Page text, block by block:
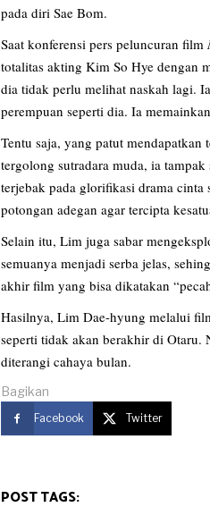
pada diri Sae Bom.
Saat konferensi pers peluncuran film
totalitas akting Kim So Hye dengan
dia tidak perlu melihat naskah lagi.
perempuan seperti dia. Ia
Tentu saja, yang patut
tergolong sutradara muda, ia
terjebak pada glorifikasi drama cinta
potongan adegan agar tercipta
Selain itu, Lim juga sabar
semuanya menjadi serba jelas,
akhir film yang bisa dikatakan
Hasilnya, Lim Dae-hyung melalui
seperti tidak akan berakhir di Otaru.
diterangi cahaya bulan.
Bagikan
Facebook Twitter
POST TAGS: